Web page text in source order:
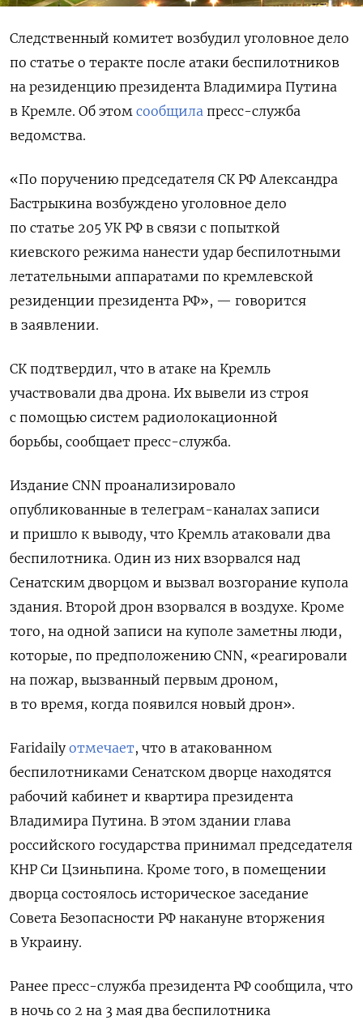
Следственный комитет возбудил уголовное дело
по статье о теракте после атаки беспилотников
на резиденцию президента Владимира Путина
в Кремле. Об этом сообщила пресс-служба
ведомства.
«По поручению председателя СК РФ Александра
Бастрыкина возбуждено уголовное дело
по статье 205 УК РФ в связи с попыткой
киевского режима нанести удар беспилотными
летательными аппаратами по кремлевской
резиденции президента РФ», — говорится
в заявлении.
СК подтвердил, что в атаке на Кремль
участвовали два дрона. Их вывели из строя
с помощью систем радиолокационной
борьбы, сообщает пресс-служба.
Издание CNN проанализировало
опубликованные в телеграм-каналах записи
и пришло к выводу, что Кремль атаковали два
беспилотника. Один из них взорвался над
Сенатским дворцом и вызвал возгорание купола
здания. Второй дрон взорвался в воздухе. Кроме
того, на одной записи на куполе заметны люди,
которые, по предположению CNN, «реагировали
на пожар, вызванный первым дроном,
в то время, когда появился новый дрон».
Faridaily отмечает, что в атакованном
беспилотниками Сенатском дворце находятся
рабочий кабинет и квартира президента
Владимира Путина. В этом здании глава
российского государства принимал председателя
КНР Си Цзиньпина. Кроме того, в помещении
дворца состоялось историческое заседание
Совета Безопасности РФ накануне вторжения
в Украину.
Ранее пресс-служба президента РФ сообщила, что
в ночь со 2 на 3 мая два беспилотника